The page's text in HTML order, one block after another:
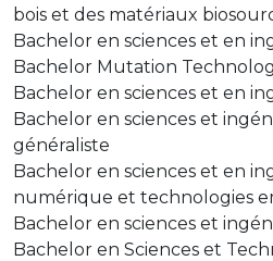
bois et des matériaux
Bachelor en sciences et en
Bachelor Mutation
Bachelor en sciences et en
Bachelor en sciences et
généraliste
Bachelor en sciences et en
numérique et technologies
Bachelor en sciences et
Bachelor en Sciences et